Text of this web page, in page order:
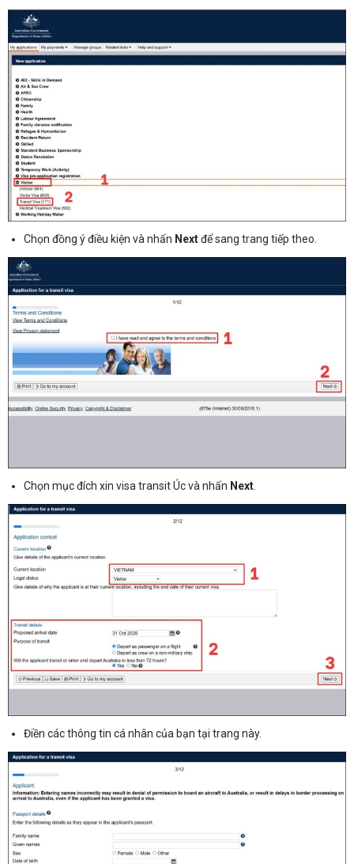
Chọn đồng ý điều kiện và nhấn Nextđể sang trang tiếp theo.
Chọn mục đích xin visa transit Úc và nhấn Next
Điền các thông tin cá nhân của bạn tại trang này.